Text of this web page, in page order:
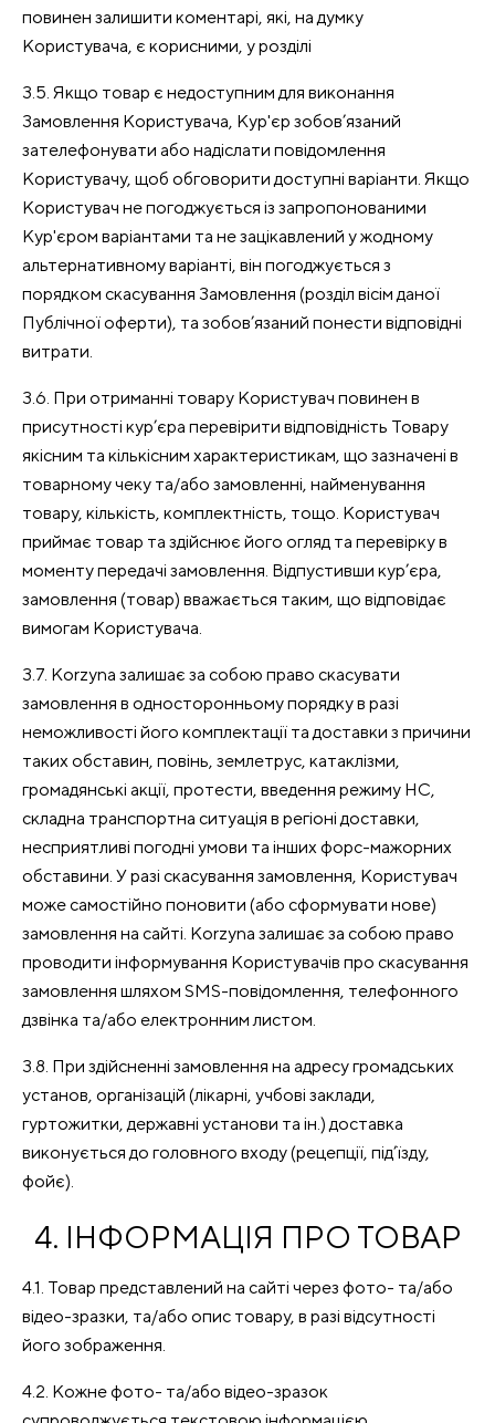
повинен залишити коментарі, які, на думку
Користувача, є корисними, у розділі
3.5. Якщо товар є недоступним для виконання
Замовлення Користувача, Кур'єр зобов’язаний
зателефонувати або надіслати повідомлення
Користувачу, щоб обговорити доступні варіанти. Якщо
Користувач не погоджується із запропонованими
Кур'єром варіантами та не зацікавлений у жодному
альтернативному варіанті, він погоджується з
порядком скасування Замовлення (розділ вісім даної
Публічної оферти), та зобов’язаний понести відповідні
витрати.
3.6. При отриманні товару Користувач повинен в
присутності кур’єра перевірити відповідність Товару
якісним та кількісним характеристикам, що зазначені в
товарному чеку та/або замовленні, найменування
товару, кількість, комплектність, тощо. Користувач
приймає товар та здійснює його огляд та перевірку в
моменту передачі замовлення. Відпустивши кур’єра,
замовлення (товар) вважається таким, що відповідає
вимогам Користувача.
3.7. Korzyna залишає за собою право скасувати
замовлення в односторонньому порядку в разі
неможливості його комплектації та доставки з причини
таких обставин, повінь, землетрус, катаклізми,
громадянські акції, протести, введення режиму НС,
складна транспортна ситуація в регіоні доставки,
несприятливі погодні умови та інших форс-мажорних
обставини. У разі скасування замовлення, Користувач
може самостійно поновити (або сформувати нове)
замовлення на сайті. Korzyna залишає за собою право
проводити інформування Користувачів про скасування
замовлення шляхом SMS-повідомлення, телефонного
дзвінка та/або електронним листом.
3.8. При здійсненні замовлення на адресу громадських
установ, організацій (лікарні, учбові заклади,
гуртожитки, державні установи та ін.) доставка
виконується до головного входу (рецепції, під’їзду,
фойє).
4. ІНФОРМАЦІЯ ПРО ТОВАР
4.1. Товар представлений на сайті через фото- та/або
відео-зразки, та/або опис товару, в разі відсутності
його зображення.
4.2. Кожне фото- та/або відео-зразок